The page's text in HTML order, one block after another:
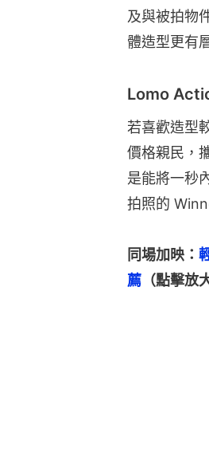
及與被拍物
體造型更有
Lomo
若喜歡造型
價格親民，
是能將一秒
拍照的
同場加映：
薦 （點擊